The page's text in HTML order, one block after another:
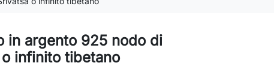
in argento 925 nodo di
infinito tibetano